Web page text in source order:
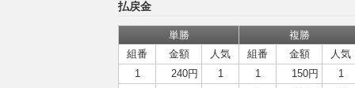
払戻金
単勝
複勝
組番
金額 人気 組番 金額
人気
1
240円 1 1 150円
1